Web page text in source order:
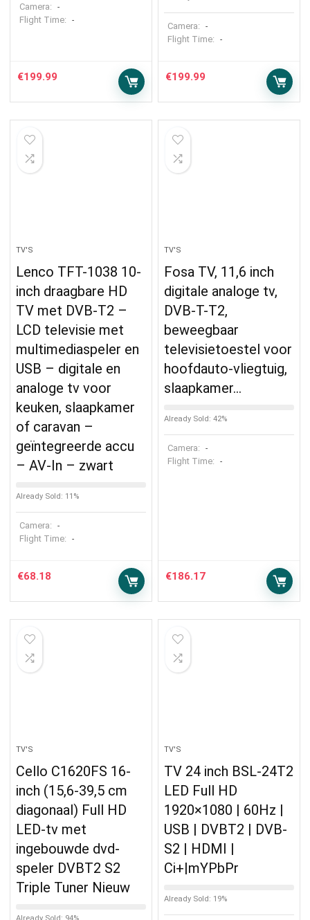
Camera: -
Flight Time: -
€199.99
Camera: -
Flight Time: -
€199.99
TV'S
Lenco TFT-1038 10-
inch draagbare HD
TV met DVB-T2 –
LCD televisie met
multimediaspeler en
USB – digitale en
analoge tv voor
keuken, slaapkamer
of caravan –
geïntegreerde accu
– AV-In – zwart
Already Sold: 11%
Camera: -
Flight Time: -
€68.18
TV'S
Fosa TV, 11,6 inch
digitale analoge tv,
DVB-T-T2,
beweegbaar
televisietoestel voor
hoofdauto-vliegtuig,
slaapkamer…
Already Sold: 42%
Camera: -
Flight Time: -
€186.17
TV'S
Cello C1620FS 16-
inch (15,6-39,5 cm
diagonaal) Full HD
LED-tv met
ingebouwde dvd-
speler DVBT2 S2
Triple Tuner Nieuw
TV'S
TV 24 inch BSL-24T2
LED Full HD
1920×1080 | 60Hz |
USB | DVBT2 | DVB-
S2 | HDMI |
Ci+|mYPbPr
Already Sold: 19%